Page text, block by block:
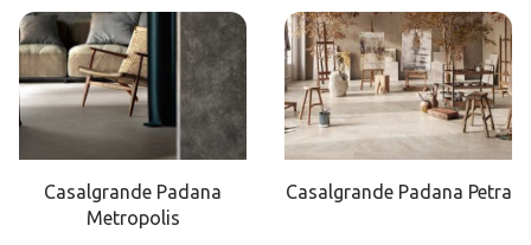
Casalgrande Padana
Metropolis
Casalgrande Padana Petra